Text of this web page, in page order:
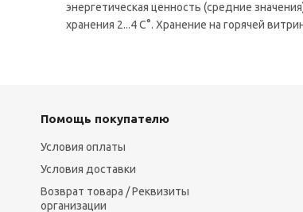
энергетическая ценность (средние
хранения 2...4 С°. Хранение на горячей
Помощь покупателю
Условия оплаты
Условия доставки
Возврат товара / Реквизиты
организации